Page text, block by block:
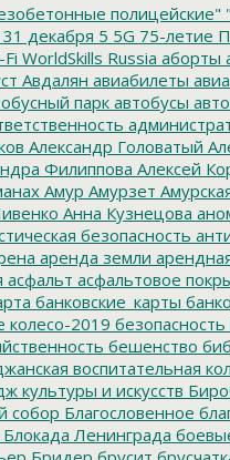
полицейские"
31 декабря 5 5G 75-летие
WorldSkills Russia аборты
Авдалян авиабилеты
парк автобусы
Александр Головатый
Филиппова Алексей
Амур Амурзет
Анна Кузнецова
безопасность
аренда земли
асфальт асфальтовое
банковские_карты
колесо-2019 безопасность
бешенство
воспитательная
культуры и искусств
собор Благословенное
Блокада Ленинграда